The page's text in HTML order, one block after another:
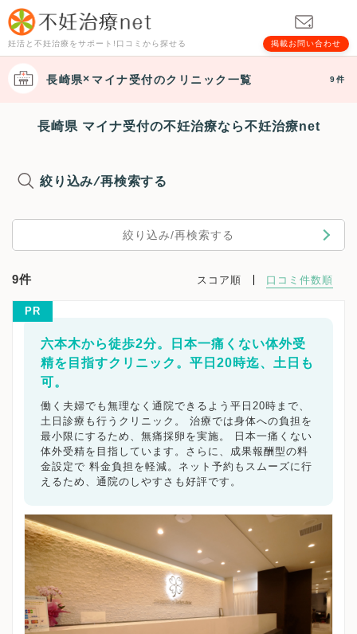
妊活と不妊治療をサポート!口コミから探せる 掲載お問い合わせ
長崎県 マイナ受付のクリニック一覧 9件
長崎県 マイナ受付の不妊治療なら不妊治療net
絞り込み/再検索する
絞り込み/再検索する
9件 スコア順 口コミ件数順
PR
六本木から徒歩2分。日本一痛くない体外受
精を目指すクリニック。平日20時迄、土日も
可。
働く夫婦でも無理なく通院できるよう平日20時まで、
土日診療も行うクリニック。 治療では身体への負担を
最小限にするため、無痛採卵を実施。 日本一痛くない
体外受精を目指しています。さらに、成果報酬型の料
金設定で 料金負担を軽減。ネット予約もスムーズに行
えるため、通院のしやすさも好評です。